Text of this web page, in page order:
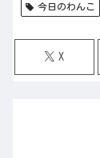
今日のわんこ
X